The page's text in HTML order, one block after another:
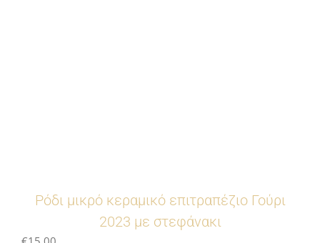
Ρόδι μικρό κεραμικό επιτραπέζιο Γούρι
2023 με στεφάνακι